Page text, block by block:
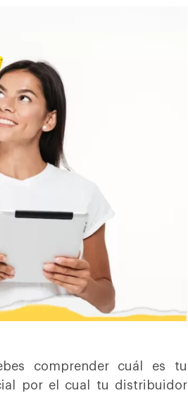
comprender cuál es tu
por el cual tu distribuidor